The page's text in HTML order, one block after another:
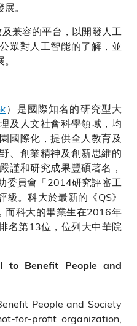
。
兼容的平台，以開發人工
眾對人工智能的了解，並
）是國際知名的研究型大
及人文社會科學領域，均
國際化，提供全人教育及
、創業精神及創新思維的
謹和研究成果豐碩著名，
委員會「2014研究評審工
。科大於最新的《QS》
而科大的畢業生在2016年
名第13位，位列大中華院
to Benefit People and
People and Society
for-profit organization,